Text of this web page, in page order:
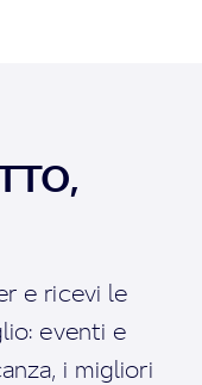
e ricevi le
eventi e
i migliori